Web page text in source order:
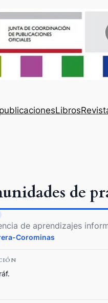
Libros
de
de aprendizajes
Corominas